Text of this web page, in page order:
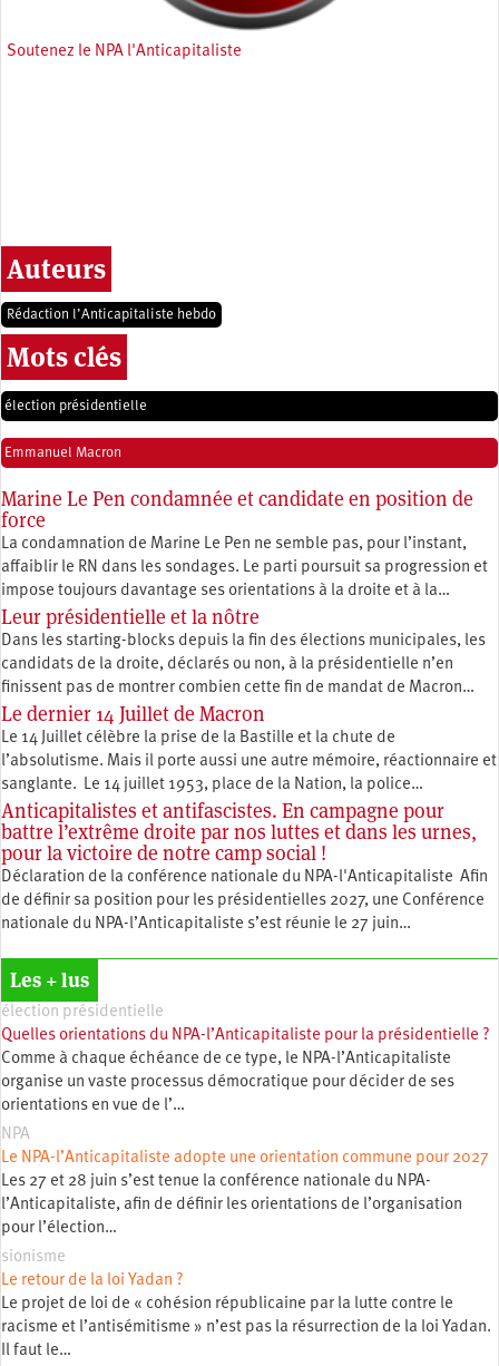
Soutenez le NPA l'Anticapitaliste
Auteurs
Rédaction l’Anticapitaliste hebdo
Mots clés
élection présidentielle
Emmanuel Macron
Marine Le Pen condamnée et candidate en position de
force
La condamnation de Marine Le Pen ne semble pas, pour l’instant,
affaiblir le RN dans les sondages. Le parti poursuit sa progression et
impose toujours davantage ses orientations à la droite et à la…
Leur présidentielle et la nôtre
Dans les starting-blocks depuis la fin des élections municipales, les
candidats de la droite, déclarés ou non, à la présidentielle n’en
finissent pas de montrer combien cette fin de mandat de Macron…
Le dernier 14 Juillet de Macron
Le 14 Juillet célèbre la prise de la Bastille et la chute de
l’absolutisme. Mais il porte aussi une autre mémoire, réactionnaire et
sanglante. Le 14 juillet 1953, place de la Nation, la police…
Anticapitalistes et antifascistes. En campagne pour
battre l’extrême droite par nos luttes et dans les urnes,
pour la victoire de notre camp social !
Déclaration de la conférence nationale du NPA-l'Anticapitaliste Afin
de définir sa position pour les présidentielles 2027, une Conférence
nationale du NPA-l’Anticapitaliste s’est réunie le 27 juin…
Les + lus
élection présidentielle
Quelles orientations du NPA-l’Anticapitaliste pour la présidentielle ?
Comme à chaque échéance de ce type, le NPA-l’Anticapitaliste
organise un vaste processus démocratique pour décider de ses
orientations en vue de l’…
NPA
Le NPA-l’Anticapitaliste adopte une orientation commune pour 2027
Les 27 et 28 juin s’est tenue la conférence nationale du NPA-
l’Anticapitaliste, afin de définir les orientations de l’organisation
pour l’élection…
sionisme
Le retour de la loi Yadan ?
Le projet de loi de « cohésion républicaine par la lutte contre le
racisme et l’antisémitisme » n’est pas la résurrection de la loi Yadan.
Il faut le…